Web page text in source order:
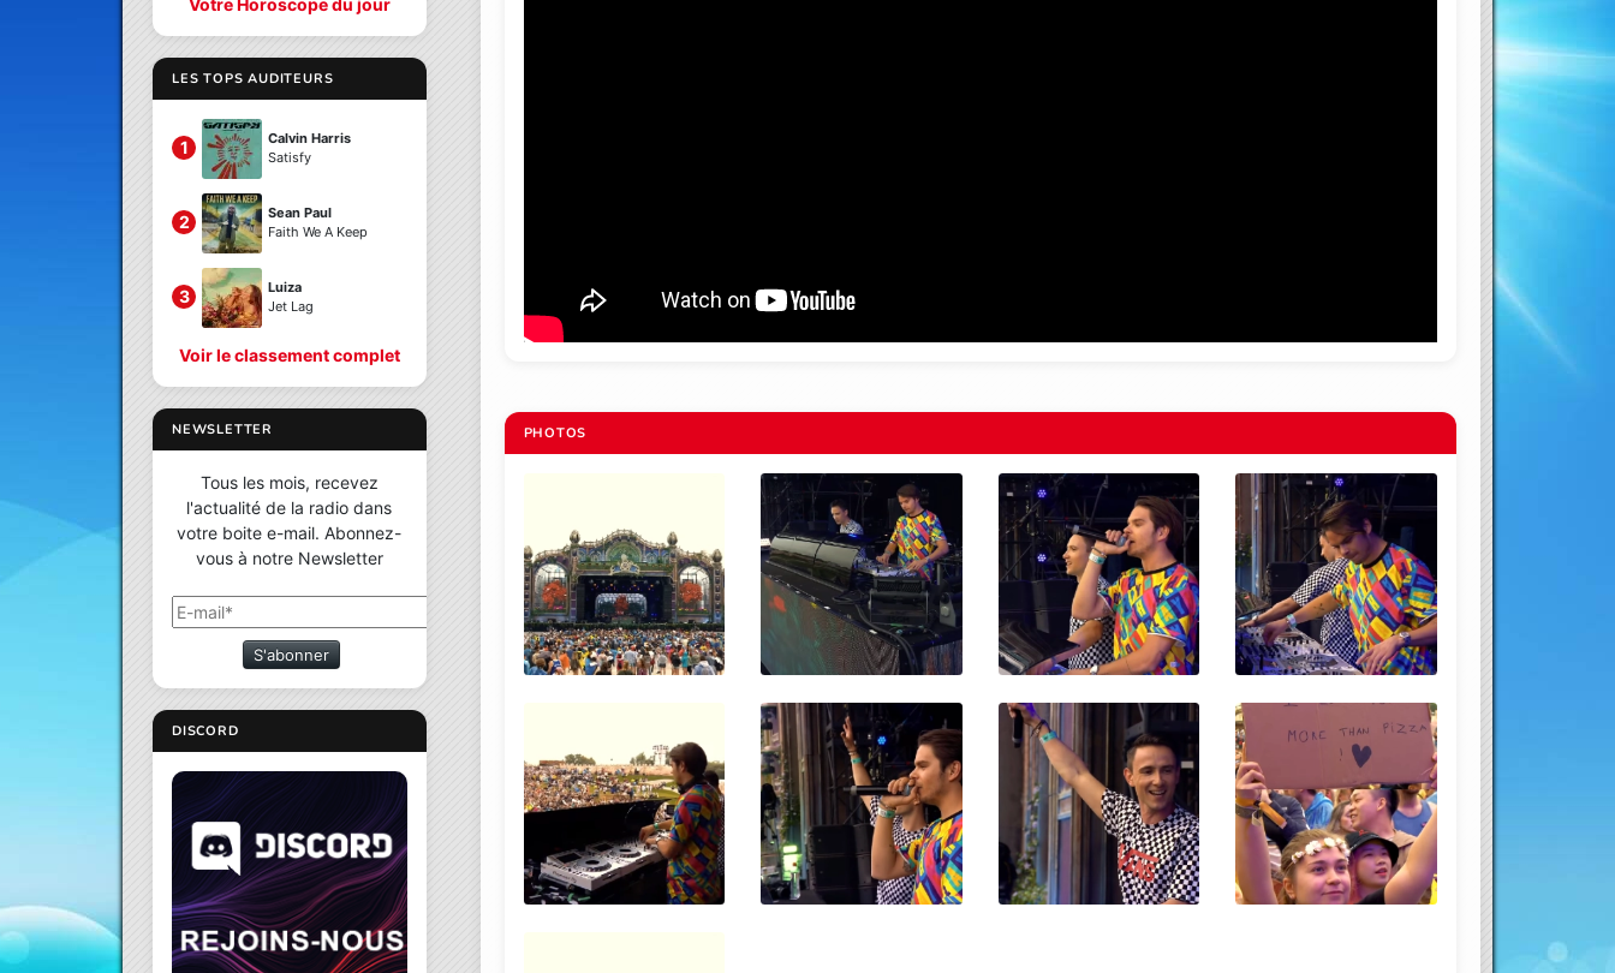
Votre Horoscope du jour
LES TOPS AUDITEURS
1
Calvin Harris
Satisfy
2
Sean Paul
Faith We A Keep
3
Luiza
Jet Lag
Voir le classement complet
NEWSLETTER
Tous les mois, recevez
l'actualité de la radio dans
votre boite e-mail. Abonnez-
vous à notre Newsletter
S'abonner
DISCORD
PHOTOS